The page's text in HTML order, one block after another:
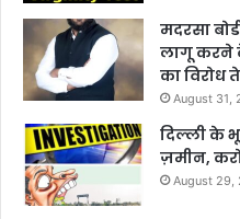
मदरसा
लागू करने
का विरोध
August 31,
दिल्ली के
ज़मीन,
August 29,